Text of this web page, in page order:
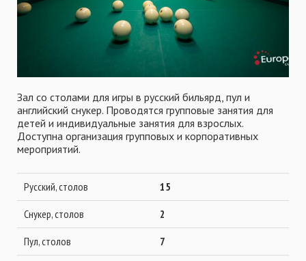
Зал со столами для игры в русский бильярд, пул и
английский снукер. Проводятся групповые занятия для
детей и индивидуальные занятия для взрослых.
Доступна организация групповых и корпоративных
мероприятий.
Русский, столов
15
Снукер, столов
2
Пул, столов
7